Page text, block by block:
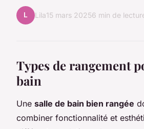
L Lila15 mars 20256 min de
Types de rangement
bain
Une salle de bain bien rangée
combiner fonctionnalité et